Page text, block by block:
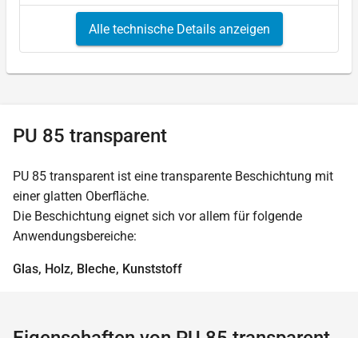
Alle technische Details anzeigen
PU 85 transparent
PU 85 transparent ist eine transparente Beschichtung mit
einer glatten Oberfläche.
Die Beschichtung eignet sich vor allem für folgende
Anwendungsbereiche:
Glas, Holz, Bleche, Kunststoff